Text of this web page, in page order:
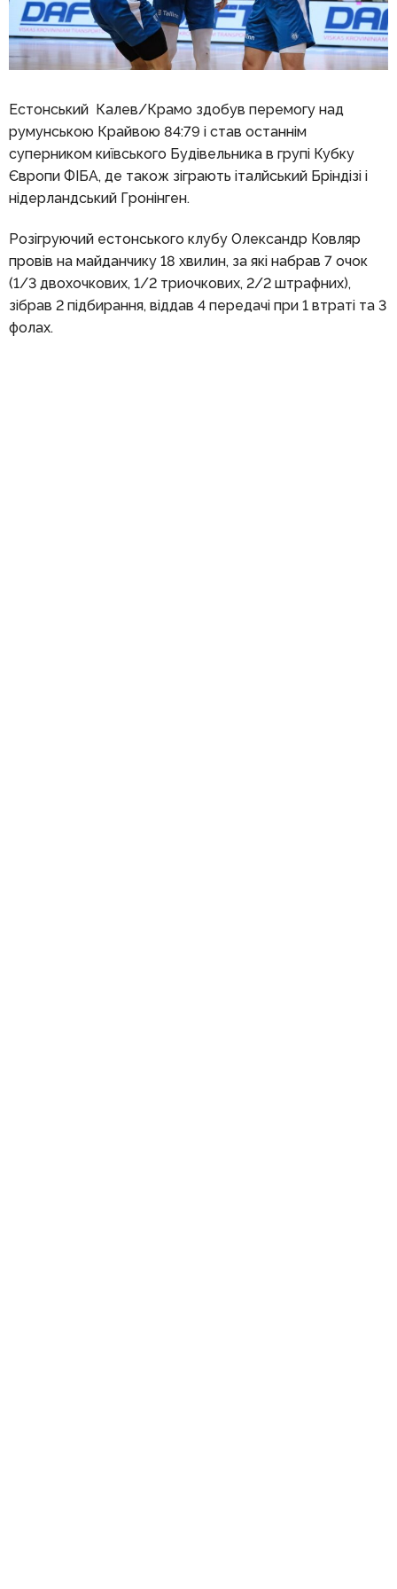
Естонський Калев/Крамо здобув перемогу над
румунською Крайвою 84:79 і став останнім
суперником київського Будівельника в групі Кубку
Європи ФІБА, де також зіграють італйський Бріндізі і
нідерландський Гронінген.
Розігруючий естонського клубу Олександр Ковляр
провів на майданчику 18 хвилин, за які набрав 7 очок
(1/3 двохочкових, 1/2 триочкових, 2/2 штрафних),
зібрав 2 підбирання, віддав 4 передачі при 1 втраті та 3
фолах.